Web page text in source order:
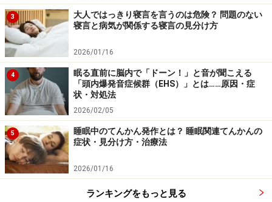
3
大人ではっきり寝言を言うのは危険？ 問題のない
寝言と病気が関係する寝言の見分け方
2026/01/16
4
眠る直前に脳内で「ドーン！」と音が聞こえる
「頭内爆発音症候群（EHS）」とは……原因・症
状・対処法
2026/02/05
5
睡眠中のてんかん発作とは？ 睡眠関連てんかんの
症状・見分け方・治療法
2026/01/16
ランキングをもっと見る